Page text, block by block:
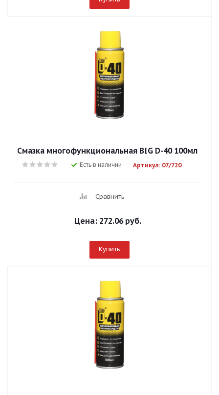
Смазка многофункциональная BIG D-40 100мл
Есть в наличии Артикул: 07/720
Сравнить
Цена: 272.06 руб.
Купить